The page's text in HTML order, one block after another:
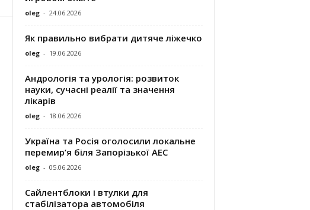
oleg - 24.06.2026
Як правильно вибрати дитяче ліжечко
oleg - 19.06.2026
Андрологія та урологія: розвиток
науки, сучасні реалії та значення
лікарів
oleg - 18.06.2026
Україна та Росія оголосили локальне
перемир’я біля Запорізької АЕС
oleg - 05.06.2026
Сайлентблоки і втулки для
стабілізатора автомобіля